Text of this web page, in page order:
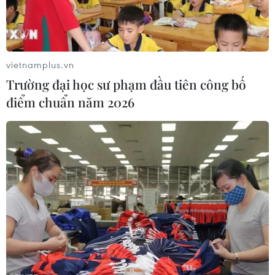
Bà Trương Thị Hồng Hạnh, Giám đốc Sở Văn hóa, Thể thao và
Du lịch thành phố Đà Nẵng phát biểu tại buổi lễ chào đón du
khách từ Thâm Quyến (Trung Quốc). (Ảnh: PV/Vietnam+)
Theo bà Hạnh, ngành du lịch Đà Nẵng đang
đứng trước thời cơ lớn với mục tiêu xây dựng
Trung tâm tài chính quốc tế, Khu thương mại tự
do và phát triển thành trung tâm công nghệ cao,
đổi mới sáng tạo trong khu vực. Do vậy, việc
tăng trưởng khách Trung Quốc không chỉ đơn
thuần là du lịch mà còn mở ra triển vọng hợp
tác toàn diện trong các lĩnh vực thương mại,
đầu tư và dịch vụ chất lượng cao.
Sự kiện này được kỳ vọng là cầu nối phát triển
vietnamplus.vn
Trường đại học sư phạm đầu tiên công bố
điểm chuẩn năm 2026